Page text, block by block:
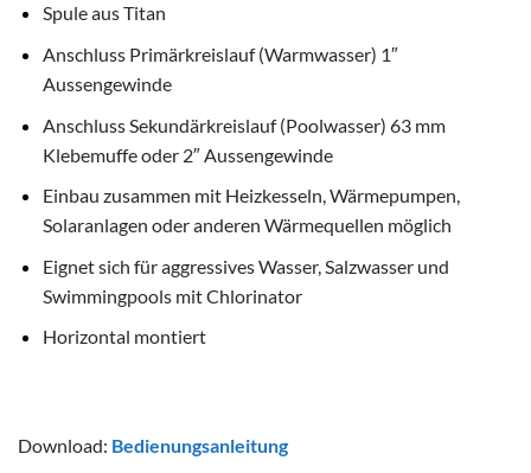
Spule aus Titan
Anschluss Primärkreislauf (Warmwasser) 1″
Aussengewinde
Anschluss Sekundärkreislauf (Poolwasser) 63 mm
Klebemuffe oder 2″ Aussengewinde
Einbau zusammen mit Heizkesseln, Wärmepumpen,
Solaranlagen oder anderen Wärmequellen möglich
Eignet sich für aggressives Wasser, Salzwasser und
Swimmingpools mit Chlorinator
Horizontal montiert
Download: Bedienungsanleitung